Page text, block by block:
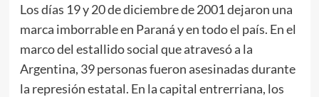
Los días 19 y 20 de diciembre de 2001 dejaron una
marca imborrable en Paraná y en todo el país. En el
marco del estallido social que atravesó a la
Argentina, 39 personas fueron asesinadas durante
la represión estatal. En la capital entrerriana, los